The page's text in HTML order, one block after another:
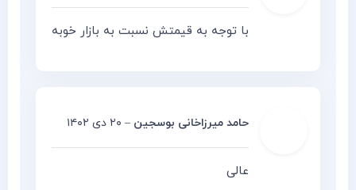
با توجه به قیمتش نسبت به بازار خوبه
حامد میرزاخانی بوسجین – ۲۰ دی ۱۴۰۲
عالی